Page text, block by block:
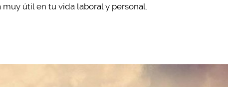
útil en tu vida laboral y personal.